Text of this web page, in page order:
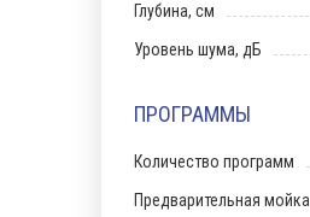
Глубина, см
Уровень шума, дБ
ПРОГРАММЫ
Количество программ
Предварительная мойка